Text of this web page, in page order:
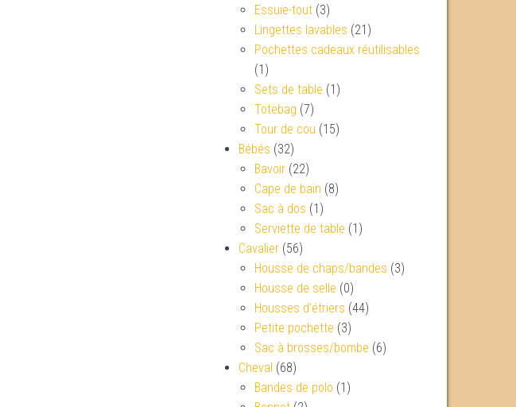
Essuie-tout (3)
Lingettes lavables (21)
Pochettes cadeaux réutilisables
(1)
Sets de table (1)
Totebag (7)
Tour de cou (15)
Bébés (32)
Bavoir (22)
Cape de bain (8)
Sac à dos (1)
Serviette de table (1)
Cavalier (56)
Housse de chaps/bandes (3)
Housse de selle (0)
Housses d’étriers (44)
Petite pochette (3)
Sac à brosses/bombe (6)
Cheval (68)
Bandes de polo (1)